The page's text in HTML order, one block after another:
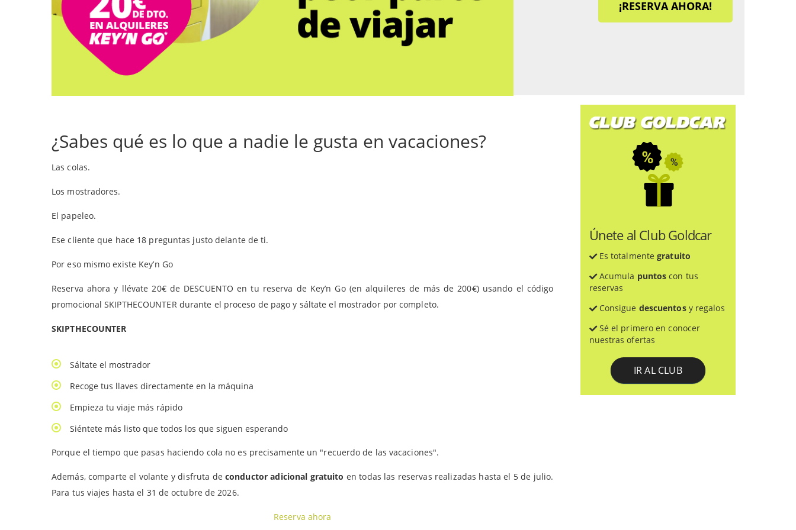
¡RESERVA AHORA!
¿Sabes qué es lo que a nadie le gusta en vacaciones?
Las colas.
Los mostradores.
El papeleo.
Ese cliente que hace 18 preguntas justo delante de ti.
Por eso mismo existe Key’n Go
Reserva ahora y llévate 20€ de DESCUENTO en tu reserva de Key’n Go (en alquileres de más de 200€) usando el código
promocional SKIPTHECOUNTER durante el proceso de pago y sáltate el mostrador por completo.
SKIPTHECOUNTER
Sáltate el mostrador
Recoge tus llaves directamente en la máquina
Empieza tu viaje más rápido
Siéntete más listo que todos los que siguen esperando
Porque el tiempo que pasas haciendo cola no es precisamente un "recuerdo de las vacaciones".
Además, comparte el volante y disfruta deconductor adicional gratuito en todas las reservas realizadas hasta el 5 de julio.
Para tus viajes hasta el 31 de octubre de 2026.
Reserva ahora
Únete al Club Goldcar
Es totalmentegratuito
Acumula puntos con tus
reservas
Consigue descuentosy regalos
Sé el primero en conocer
nuestras ofertas
IR AL CLUB